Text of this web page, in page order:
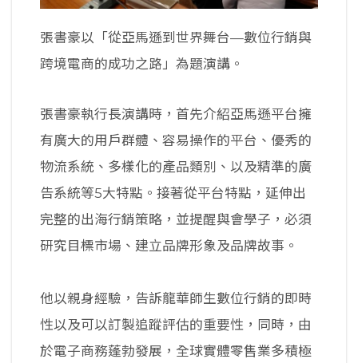
張書豪以「從亞馬遜到世界舞台—數位行銷與
跨境電商的成功之路」為題演講。
張書豪執行長演講時，首先介紹亞馬遜平台擁
有廣大的用戶群體、容易操作的平台、優秀的
物流系統、多樣化的產品類別、以及精準的廣
告系統等5大特點。接著從平台特點，延伸出
完整的出海行銷策略，並提醒與會學子，必須
研究目標市場、建立品牌形象及品牌故事。
他以親身經驗，告訴龍華師生數位行銷的即時
性以及可以訂製追蹤評估的重要性，同時，由
於電子商務蓬勃發展，全球實體零售業多積極